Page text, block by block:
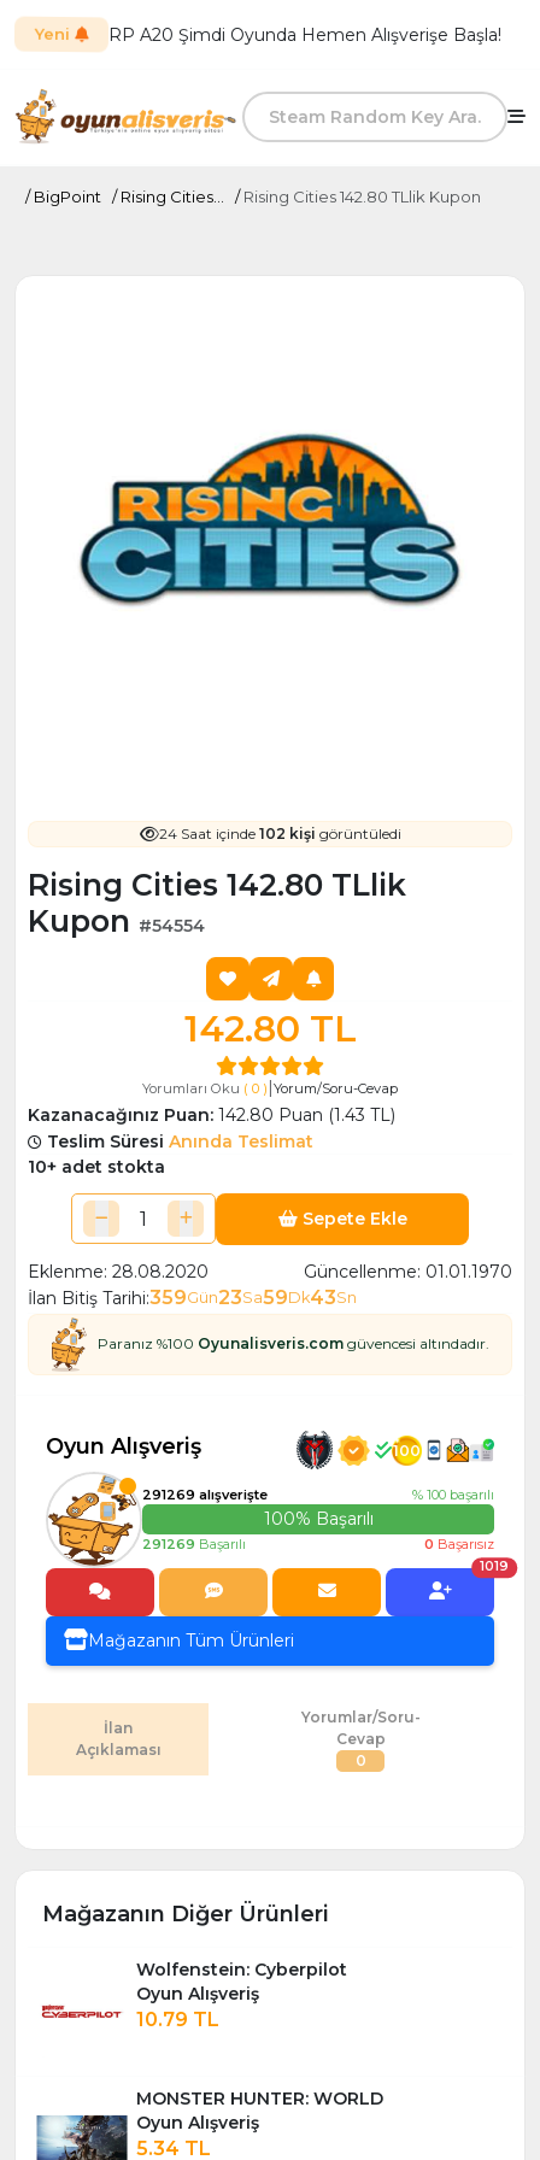
Yeni RP A20 Şimdi Oyunda Hemen Alışverişe Başla!
BigPoint Rising Cities... Rising Cities 142.80 TLlik Kupon
24 Saat içinde 102 kişi görüntüledi
Rising Cities 142.80 TLlik
Kupon #54554
142.80 TL
Yorumları Oku ( 0 ) |Yorum/Soru-Cevap
Kazanacağınız Puan: 142.80 Puan (1.43 TL)
Teslim Süresi Anında Teslimat
10+ adet stokta
Sepete Ekle
Eklenme: 28.08.2020
Güncellenme: 01.01.1970
İlan Bitiş Tarihi:359Gün23Sa59Dk43Sn
Paranız %100 Oyunalisveris.comgüvencesi altındadır.
Oyun Alışveriş 100
291269 alışverişte % 100 başarılı
100% Başarılı
291269 Başarılı 0 Başarısız
1019
Mağazanın Tüm Ürünleri
İlan
Açıklaması
Yorumlar/Soru-
Cevap
0
Mağazanın Diğer Ürünleri
Wolfenstein: Cyberpilot
Oyun Alışveriş
10.79 TL
MONSTER HUNTER: WORLD
Oyun Alışveriş
5.34 TL